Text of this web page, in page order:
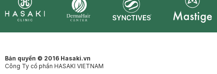
Bản quyền © 2016 Hasaki.vn
Công Ty cổ phần HASAKI VIETNAM